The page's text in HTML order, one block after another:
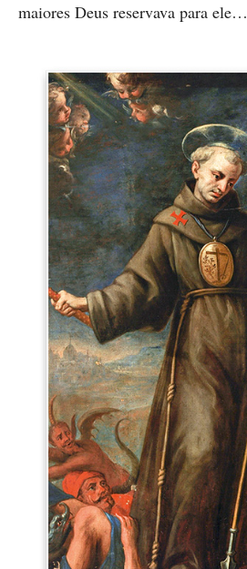
maiores Deus reservava para ele…